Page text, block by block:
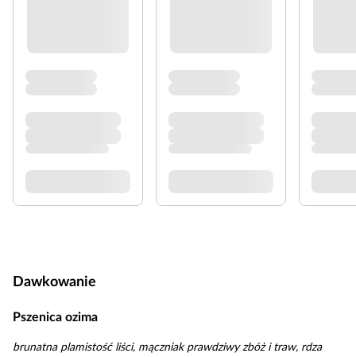
Dawkowanie
Pszenica ozima
brunatna plamistość liści, mączniak prawdziwy zbóż i traw, rdza